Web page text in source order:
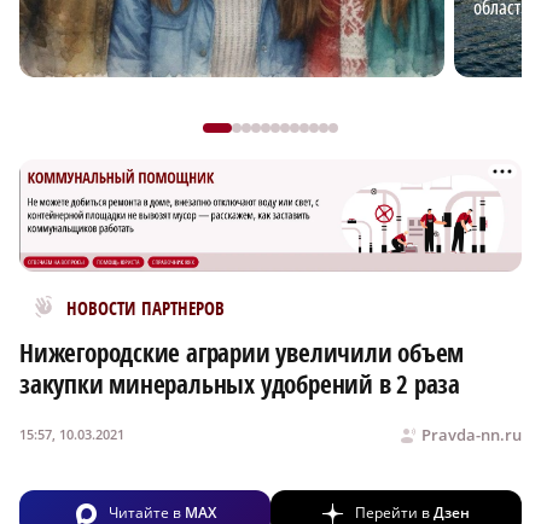
области
НОВОСТИ ПАРТНЕРОВ
Новости МирТесен
Нижегородские аграрии увеличили объем
закупки минеральных удобрений в 2 раза
Pravda-nn.ru
15:57, 10.03.2021
Читайте в MAX Перейти вДзен